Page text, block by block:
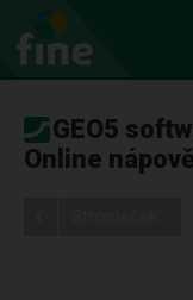
GEO5
Online